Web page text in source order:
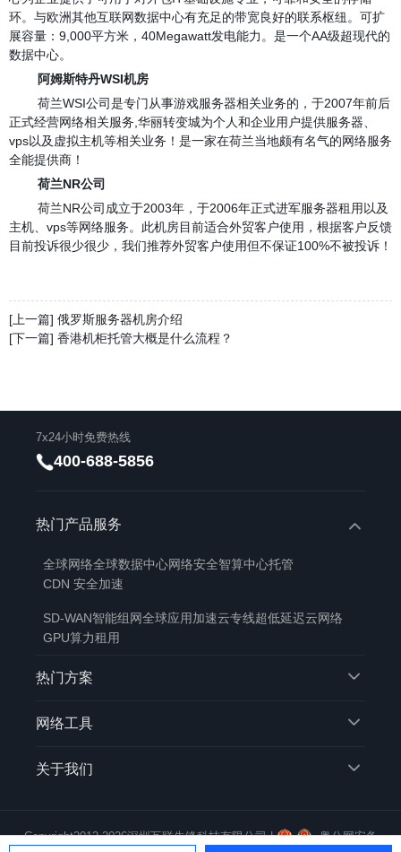
环。与欧洲其他互联网数据中心有充足的带宽良好的联系枢纽。可扩
展容量：9,000平方米，40Megawatt发电能力。是一个AA级超现代的
数据中心。
阿姆斯特丹WSI机房
荷兰WSI公司是专门从事游戏服务器相关业务的，于2007年前后
正式经营网络相关服务,华丽转变城为个人和企业用户提供服务器、
vps以及虚拟主机等相关业务！是一家在荷兰当地颇有名气的网络服务
全能提供商！
荷兰NR公司
荷兰NR公司成立于2003年，于2006年正式进军服务器租用以及
主机、vps等网络服务。此机房目前适合外贸客户使用，根据客户反馈
目前投诉很少很少，我们推荐外贸客户使用但不保证100%不被投诉！
[上一篇] 俄罗斯服务器机房介绍
[下一篇] 香港机柜托管大概是什么流程？
7x24小时免费热线
400-688-5856
热门产品服务
全球网络全球数据中心网络安全智算中心托管
CDN 安全加速
SD-WAN智能组网全球应用加速云专线超低延迟云网络
GPU算力租用
热门方案
网络工具
关于我们
Copyright2012-2026深圳互联先锋科技有限公司 |
粤公网安备